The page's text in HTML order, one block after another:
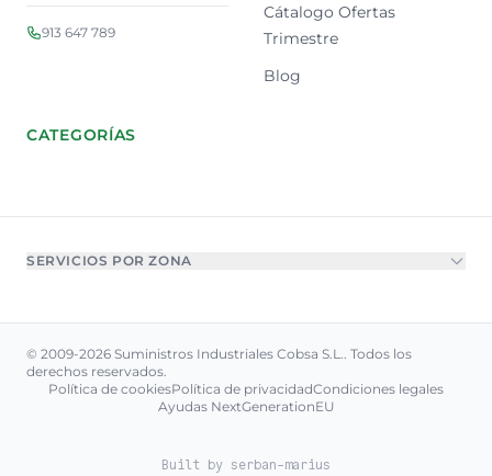
913 647 789
Cátalogo Ofertas
Trimestre
Blog
CATEGORÍAS
SERVICIOS POR ZONA
© 2009-2026 Suministros Industriales Cobsa S.L.. Todos los
derechos reservados.
Política de cookiesPolítica de privacidadCondiciones legales
Ayudas NextGenerationEU
Built by serban-marius